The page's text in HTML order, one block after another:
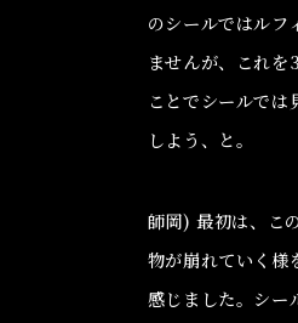
のシールではルフ
ませんが、これ
ことでシールで
しよう、と。
師岡) 最初は、こ
物が崩れていく様
感じました。シー